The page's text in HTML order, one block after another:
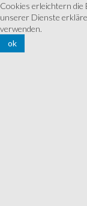
Cookies erleichtern
unserer Dienste
verwenden.
ok